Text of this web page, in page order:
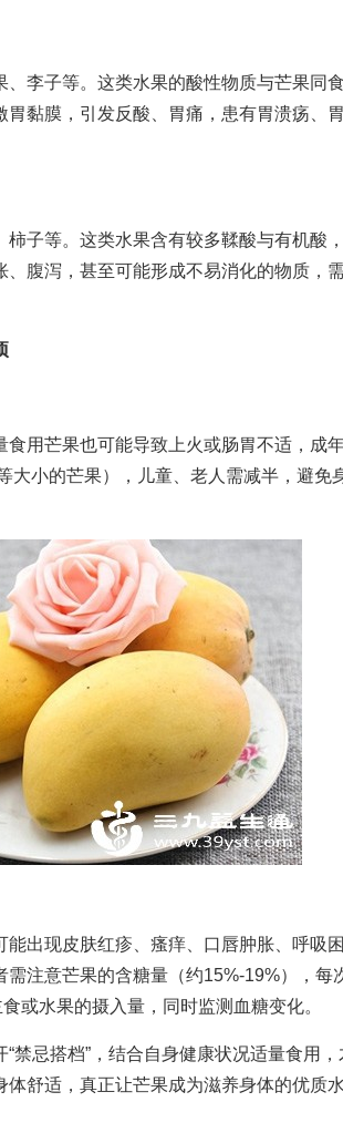
李子等。这类水果的酸性物质与芒果同
黏膜，引发反酸、胃痛，患有胃溃疡、
子等。这类水果含有较多鞣酸与有机酸
腹泻，甚至可能形成不易消化的物质，
用芒果也可能导致上火或肠胃不适，成
大小的芒果），儿童、老人需减半，避免
出现皮肤红疹、瘙痒、口唇肿胀、呼吸
注意芒果的含糖量（约15%-19%），每
或水果的摄入量，同时监测血糖变化。
忌搭档”，结合自身健康状况适量食用，
舒适，真正让芒果成为滋养身体的优质水